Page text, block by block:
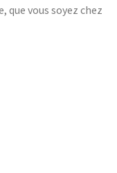
vous soyez chez